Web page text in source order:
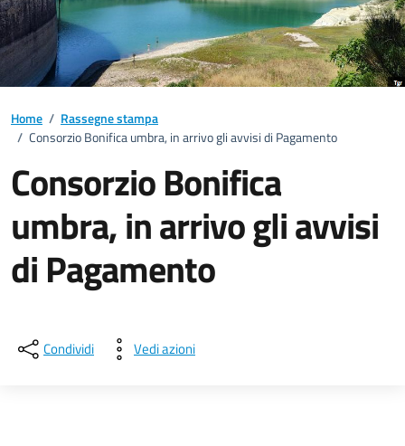
Home / Rassegne stampa
/ Consorzio Bonifica umbra, in arrivo gli avvisi di Pagamento
Consorzio Bonifica
umbra, in arrivo gli avvisi
di Pagamento
Condividi Vedi azioni